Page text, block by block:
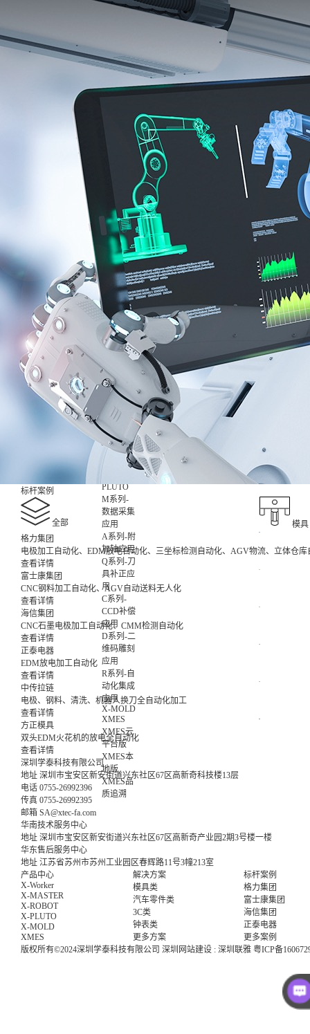
X-Worker
10St-零
用
具加工应
合加工应
20Sc-零
件加工应
用
MASTER
柔性生产
线控制应
用
数智化集
成控制应
用
非标设备
控制应用
X-
ROBOT
XR0709
7kg
XR1014
10kg
XR2017
20kg
XS1008
PLUTO
M系列-
数据采集
应用
A系列-附
加轴应用
Q系列-刀
具补正应
用
C系列-
CCD补偿
应用
D系列-二
维码雕刻
应用
R系列-自
动化集成
应用
X-MOLD
XMES
XMES云
平台版
XMES本
地版
XMES品
质追溯
模具类
汽车零
更多方
案
团
富士康
集团
团
正泰电
更多案
例
服务与支
视频中心
常见问题
关于我
们
公司新
加入我
们
服务与支持
标杆案例
全部
模具
格力集团
电极加工自动化、EDM放电自动化、三坐标检测自动化、AGV物流、立体仓
查看详情
富士康集团
CNC钢料加工自动化、AGV自动送料无人化
查看详情
海信集团
CNC石墨电极加工自动化、CMM检测自动化
查看详情
正泰电器
EDM放电加工自动化
查看详情
中传拉链
电极、钢料、清洗、机器人换刀全自动化加工
查看详情
方正模具
双头EDM火花机的放电全自动化
查看详情
深圳学泰科技有限公司
地址 深圳市宝安区新安街道兴东社区67区高新奇科技楼13层
电话 0755-26992396
传真 0755-26992395
邮箱 SA@xtec-fa.com
华南技术服务中心
地址 深圳市宝安区新安街道兴东社区67区高新奇产业园2期3号楼一楼
华东售后服务中心
地址 江苏省苏州市苏州工业园区春辉路11号3幢213室
产品中心
X-Worker
X-MASTER
X-ROBOT
X-PLUTO
X-MOLD
XMES
解决方案
模具类
汽车零件类
3C类
钟表类
更多方案
标杆案例
格力集团
富士康集团
海信集团
正泰电器
更多案例
版权所有©2024深圳学泰科技有限公司 深圳网站建设 : 深圳联雅 粤ICP备